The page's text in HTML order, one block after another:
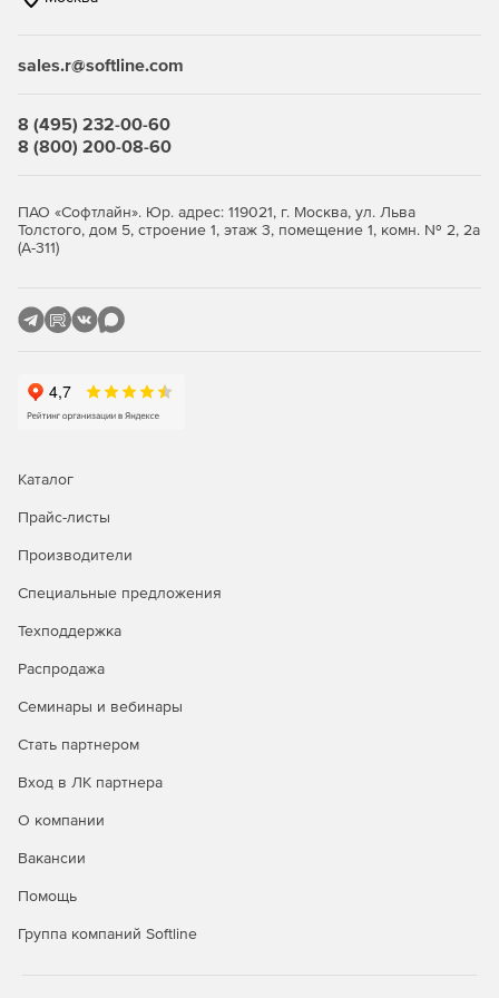
sales.r@softline.com
8 (495) 232-00-60
8 (800) 200-08-60
ПАО «Софтлайн». Юр. адрес: 119021, г. Москва, ул. Льва
Толстого, дом 5, строение 1, этаж 3, помещение 1, комн. № 2, 2а
(А-311)
Каталог
Прайс-листы
Производители
Специальные предложения
Техподдержка
Распродажа
Семинары и вебинары
Стать партнером
Вход в ЛК партнера
О компании
Вакансии
Помощь
Группа компаний Softline